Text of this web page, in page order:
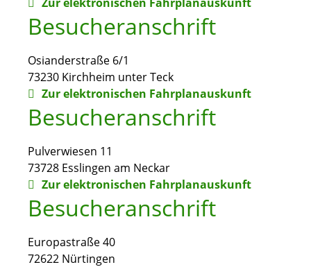
Besucheranschrift
Osianderstraße 6/1
73230 Kirchheim unter Teck
Zur elektronischen Fahrplanauskunft
Besucheranschrift
Pulverwiesen 11
73728 Esslingen am Neckar
Zur elektronischen Fahrplanauskunft
Besucheranschrift
Europastraße 40
72622 Nürtingen